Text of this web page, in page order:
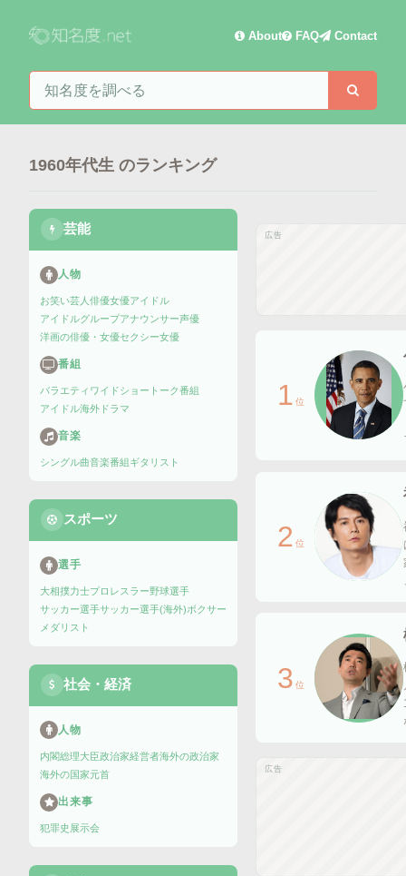
About FAQ Contact
知名度を検索
1960年代生 のランキング
芸能
人物
お笑い芸人 俳優女優アイドル
アイドルグループアナウンサー声優
洋画の俳優・女優セクシー女優
番組
バラエティ ワイドショー トーク番組
アイドル海外ドラマ
音楽
シングル曲音楽番組ギタリスト
スポーツ
選手
大相撲力士プロレスラー野球選手
サッカー選手サッカー選手(海外)ボクサー
メダリスト
社会・経済
人物
内閣総理大臣政治家経営者海外の政治家
海外の国家元首
出来事
犯罪史 展示会
広告
1 位
2 位
3 位
広告